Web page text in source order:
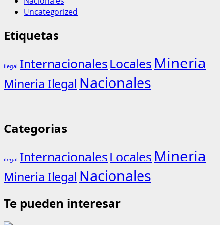
Uncategorized
Etiquetas
ilegal Internacionales Locales Mineria
Mineria Ilegal Nacionales
Categorias
ilegal Internacionales Locales Mineria
Mineria Ilegal Nacionales
Te pueden interesar